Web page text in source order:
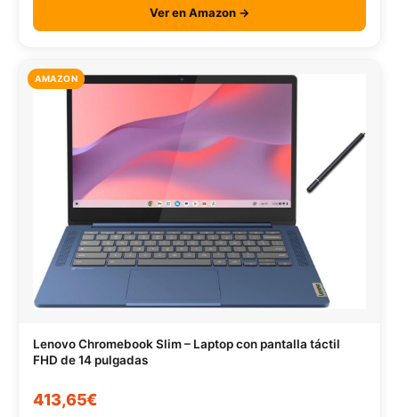
Ver en Amazon →
AMAZON
Lenovo Chromebook Slim – Laptop con pantalla táctil
FHD de 14 pulgadas
413,65€